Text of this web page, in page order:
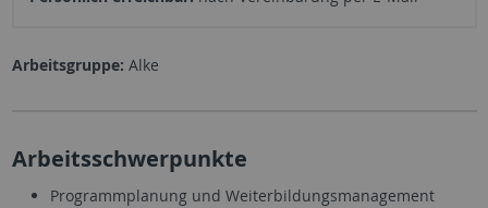
Arbeitsgruppe: Alke
Arbeitsschwerpunkte
Programmplanung und Weiterbildungsmanagement